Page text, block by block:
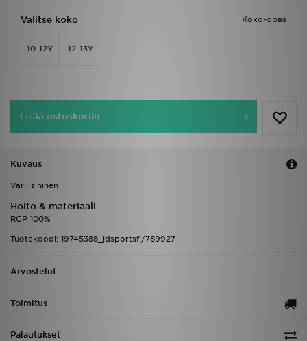
Koko-opas
Valitse koko
10-12Y 12-13Y
Lisää ostoskoriin
Kuvaus
Väri: sininen
Hoito & materiaali
RCP 100%
Tuotekoodi: 19745388_jdsportsfi/789927
Arvostelut
Toimitus
Palautukset